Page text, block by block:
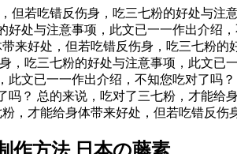
但若吃错反伤身，吃三七粉的好处与
处与注意事项，此文已一一作出介绍
来好处，但若吃错反伤身，吃三七粉
吃三七粉的好处与注意事项，此文已
文已一一作出介绍，不知您吃对了吗？
？ 总的来说，吃对了三七粉，才能
，才能给身体带来好处，但若吃错反
作方法 日本の藤素